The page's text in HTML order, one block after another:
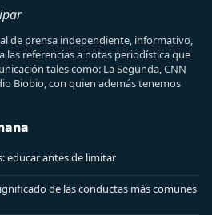
de prensa independiente, informativo,
las referencias a notas periodística que
tales como: La Segunda, CNN
Biobio, con quien además tenemos
educar antes de limitar
de las conductas más comunes